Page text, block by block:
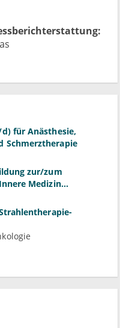
für Anästhesie,
Schmerztherapie
zur/zum
Medizin
Intensivmedizin)